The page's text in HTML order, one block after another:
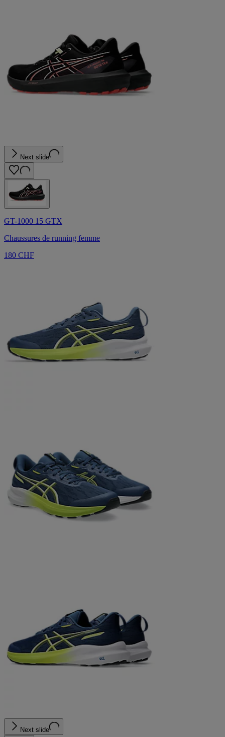
Next slide
GT-1000 15 GTX
Chaussures de running femme
180 CHF
Next slide